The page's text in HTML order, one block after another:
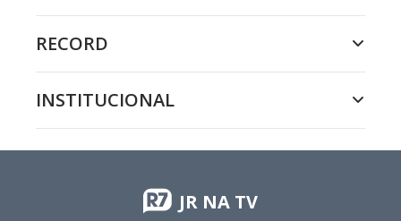
RECORD
INSTITUCIONAL
JR NA TV